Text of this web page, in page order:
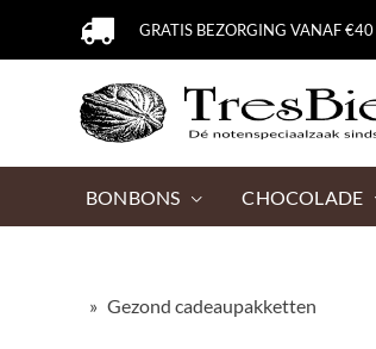
GRATIS BEZORGING VANAF €40
BONBONS CHOCOLADE
» Gezond cadeaupakketten